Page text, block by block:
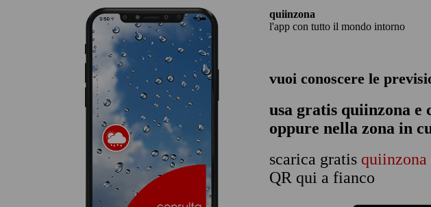
quiinzona
l'app con tutto il mondo intorno
vuoi conoscere le
usa gratis quiinzona e
oppure nella zona in
scarica gratis quiinzona
QR qui a fianco